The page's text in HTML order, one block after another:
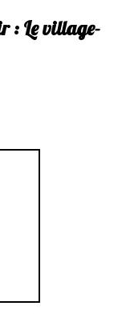
: Le village-